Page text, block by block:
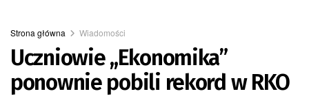
Strona główna Wiadomości
Uczniowie ,,Ekonomika”
ponownie pobili rekord w RKO